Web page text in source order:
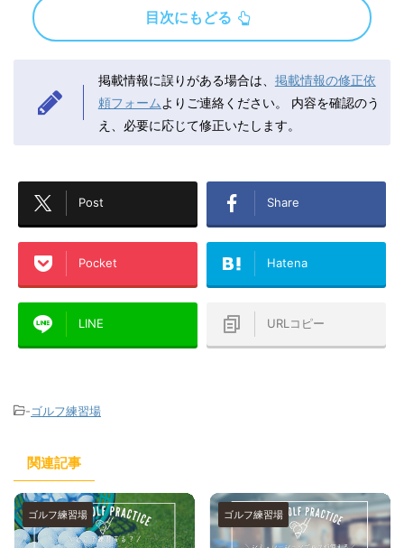
目次にもどる
掲載情報に誤りがある場合は、 掲載情報の修正依
頼フォーム よりご連絡ください。
内容を確認のう
え、必要に応じて修正いたします。
Post Share
Pocket Hatena
LINE URLコピー
-ゴルフ練習場
関連記事
ゴルフ練習場 ゴルフ練習場